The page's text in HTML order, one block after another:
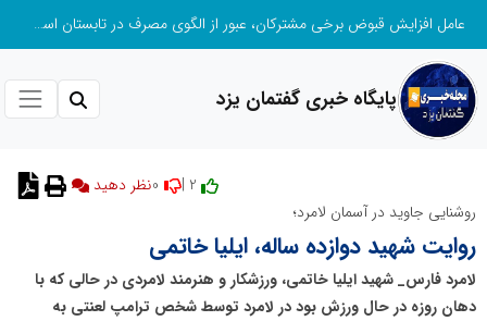
عامل افزایش قبوض برخی مشترکان، عبور از الگوی مصرف در تابستان است/ افزایش تعرفه نداشتیم
پایگاه خبری گفتمان یزد
نظر دهید
روشنایی جاوید در آسمان لامرد؛
روایت شهید دوازده‌ ساله، ایلیا خاتمی
لامرد فارس_ شهید ایلیا خاتمی، ورزشکار و هنرمند لامردی در حالی که با
دهان روزه در حال ورزش بود در لامرد توسط شخص ترامپ لعنتی به